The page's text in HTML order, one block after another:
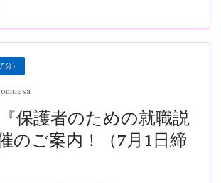
）
omuesa
保護者のための就職説
のご案内！（7月1日締